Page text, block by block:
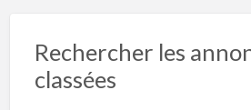
Rechercher les
classées